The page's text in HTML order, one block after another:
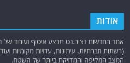
אודות
אתר החדשות נציב.נט מבצע איסוף ועיבוד של
(רשתות חברתיות, עיתונות, עדויות מקומיות
המצב המקיפה והמדויקת ביותר של השטח.